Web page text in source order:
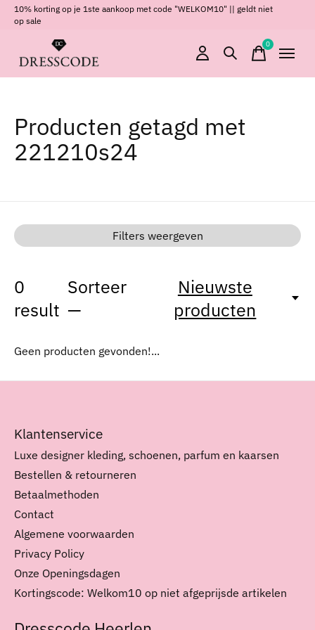
10% korting op je 1ste aankoop met code "WELKOM10" || geldt niet
op sale
0items
Producten getagd met
221210s24
Filters weergeven
0
result
Sorteer
—
Nieuwste
producten
Geen producten gevonden!...
Klantenservice
Luxe designer kleding, schoenen, parfum en kaarsen
Bestellen & retourneren
Betaalmethoden
Contact
Algemene voorwaarden
Privacy Policy
Onze Openingsdagen
Kortingscode: Welkom10 op niet afgeprijsde artikelen